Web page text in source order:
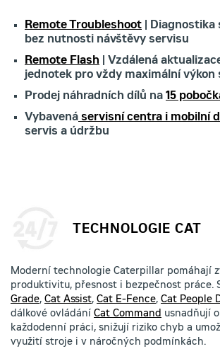
Remote Troubleshoot | Diagnostika
bez nutnosti návštěvy servisu
Remote Flash | Vzdálená
jednotek pro vždy maximální výkon
Prodej náhradních dílů na 15
Vybavená servisní centra i mobilní
servis a údržbu
TECHNOLOGIE CAT
Moderní technologie Caterpillar pomáhají
produktivitu, přesnost i bezpečnost práce.
Grade, Cat Assist, Cat E-Fence, Cat People
dálkové ovládání Cat Command usnadňují
každodenní práci, snižují riziko chyb a
využití stroje i v náročných podmínkách.